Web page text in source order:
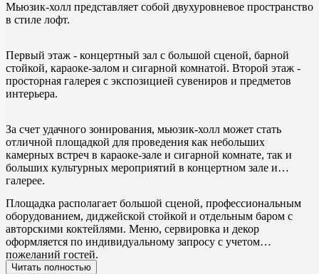
Мьюзик-холл представляет собой двухуровневое пространство
в стиле лофт.
Первый этаж - концертный зал с большой сценой, барной
стойкой, караоке-залом и сигарной комнатой. Второй этаж -
просторная галерея с экспозицией сувениров и предметов
интерьера.
За счет удачного зонирования, мьюзик-холл может стать
отличной площадкой для проведения как небольших
камерных встреч в караоке-зале и сигарной комнате, так и
больших культурных мероприятий в концертном зале и
галерее.
Площадка располагает большой сценой, профессиональным
оборудованием, диджейской стойкой и отдельным баром с
авторскими коктейлями. Меню, сервировка и декор
оформляется по индивидуальному запросу с учетом
пожеланий гостей.
Читать полностью